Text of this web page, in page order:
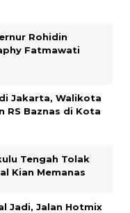
Rohidin
Fatmawati
Jakarta, Walikota
RS Baznas di Kota
Tengah Tolak
Kian Memanas
Jadi, Jalan Hotmix